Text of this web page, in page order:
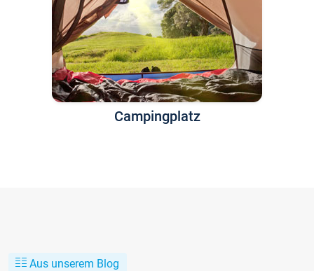
Campingplatz
Aus unserem Blog